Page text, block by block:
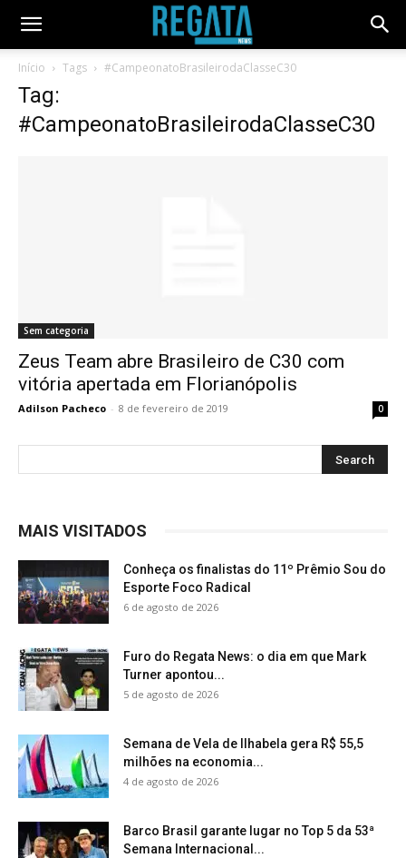
Início Tags #CampeonatoBrasileirodaClasseC30
Tag:
#CampeonatoBrasileirodaClasseC30
Sem categoria
Zeus Team abre Brasileiro de C30 com
vitória apertada em Florianópolis
Adilson Pacheco - 8 de fevereiro de 2019 0
MAIS VISITADOS
Conheça os finalistas do 11º Prêmio Sou do
Esporte Foco Radical
6 de agosto de 2026
Furo do Regata News: o dia em que Mark
Turner apontou...
5 de agosto de 2026
Semana de Vela de Ilhabela gera R$ 55,5
milhões na economia...
4 de agosto de 2026
Barco Brasil garante lugar no Top 5 da 53ª
Semana Internacional...